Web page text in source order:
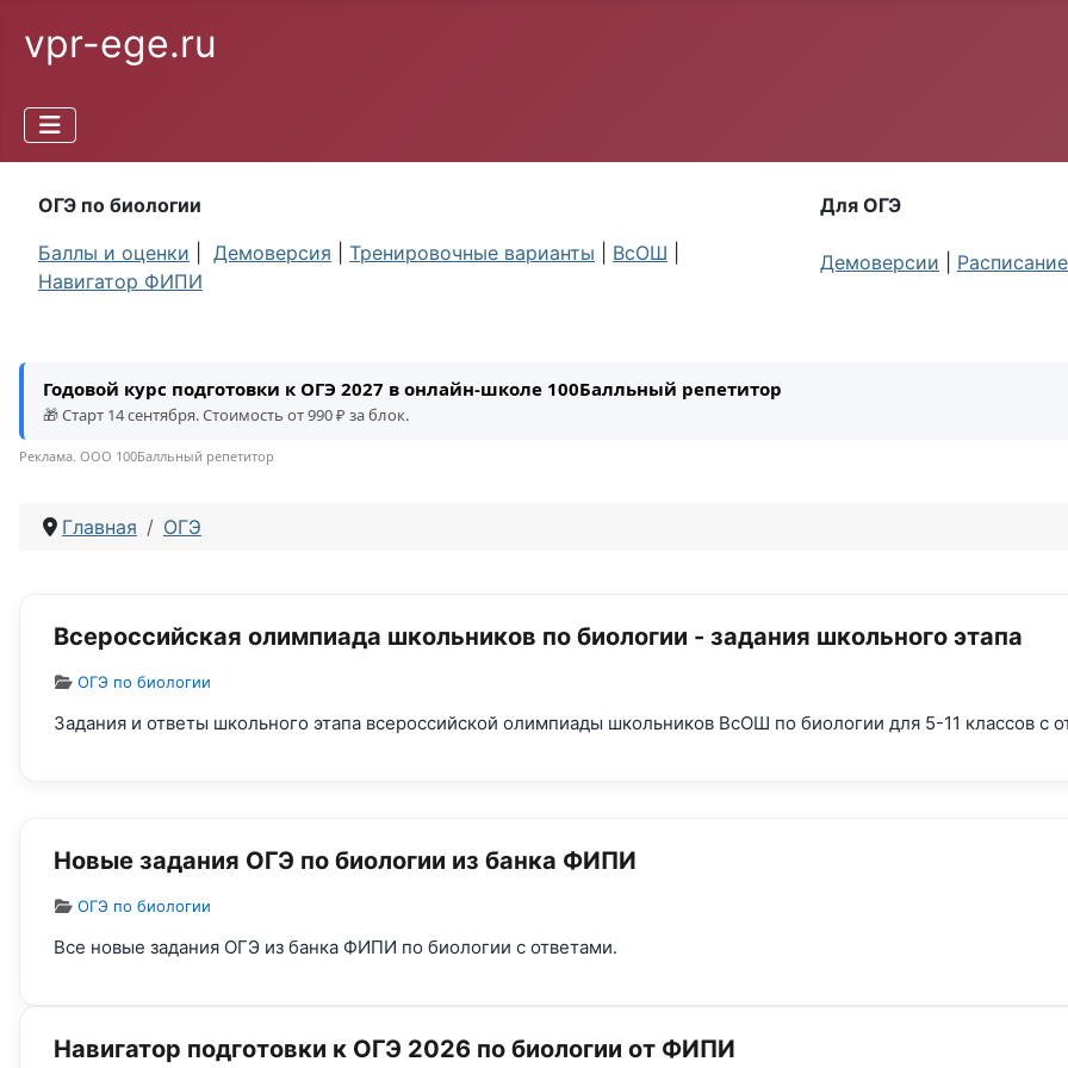
vpr-ege.ru
ОГЭ по биологии
Баллы и оценки
Демоверсия Тренировочные варианты ВсОШ
Навигатор ФИПИ
Для ОГЭ
Демоверсии Расписание
Годовой курс подготовки к ОГЭ 2027 в онлайн-школе 100Балльный репетитор
🎁 Старт 14 сентября. Стоимость от 990 ₽ за блок.
Реклама. ООО 100Балльный репетитор
Главная ОГЭ
Всероссийская олимпиада школьников по биологии - задания школьного этапа
Информация о материале
ОГЭ по биологии
Задания и ответы школьного этапа всероссийской олимпиады школьников ВсОШ по биологии для 5-11 классов с
Новые задания ОГЭ по биологии из банка ФИПИ
Информация о материале
ОГЭ по биологии
Все новые задания ОГЭ из банка ФИПИ по биологии с ответами.
Навигатор подготовки к ОГЭ 2026 по биологии от ФИПИ